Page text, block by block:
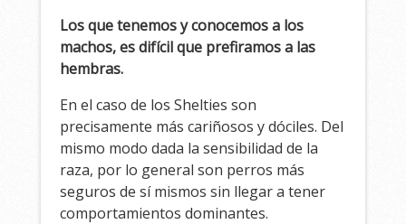
Los que tenemos y conocemos a los
machos, es difícil que prefiramos a las
hembras.
En el caso de los Shelties son
precisamente más cariñosos y dóciles. Del
mismo modo dada la sensibilidad de la
raza, por lo general son perros más
seguros de sí mismos sin llegar a tener
comportamientos dominantes.